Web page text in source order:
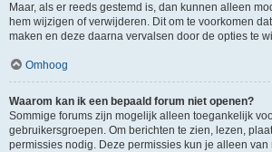
Maar, als er reeds gestemd is, dan kunnen alleen
hem wijzigen of verwijderen. Dit om te voorkomen
maken en deze daarna vervalsen door de opties te
Omhoog
Waarom kan ik een bepaald forum niet openen?
Sommige forums zijn mogelijk alleen toegankelijk
gebruikersgroepen. Om berichten te zien, lezen,
permissies nodig. Deze permissies kun je alleen van